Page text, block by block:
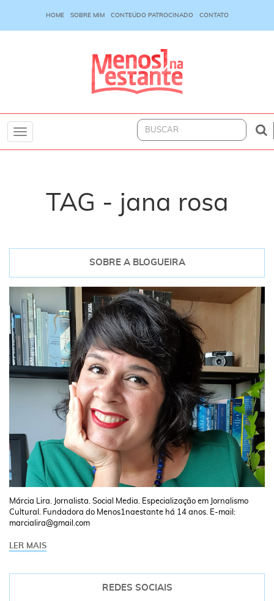
HOME SOBRE MIM CONTEÚDO PATROCINADO CONTATO
Toggle
TAG - jana rosa
SOBRE A BLOGUEIRA
Márcia Lira. Jornalista. Social Media. Especialização em Jornalismo
Cultural. Fundadora do Menos1naestante há 14 anos. E-mail:
marcialira@gmail.com
LER MAIS
REDES SOCIAIS